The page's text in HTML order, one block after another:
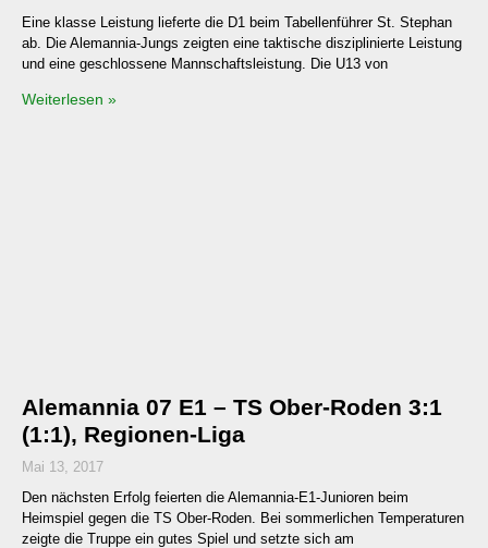
Eine klasse Leistung lieferte die D1 beim Tabellenführer St. Stephan
ab. Die Alemannia-Jungs zeigten eine taktische disziplinierte Leistung
und eine geschlossene Mannschaftsleistung. Die U13 von
Weiterlesen »
Alemannia 07 E1 – TS Ober-Roden 3:1
(1:1), Regionen-Liga
Mai 13, 2017
Den nächsten Erfolg feierten die Alemannia-E1-Junioren beim
Heimspiel gegen die TS Ober-Roden. Bei sommerlichen Temperaturen
zeigte die Truppe ein gutes Spiel und setzte sich am